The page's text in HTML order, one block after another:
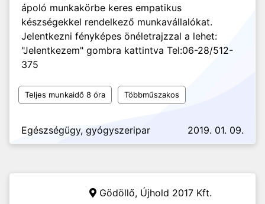
ápoló munkakörbe keres empatikus
készségekkel rendelkező munkavállalókat.
Jelentkezni fényképes önéletrajzzal a lehet:
"Jelentkezem" gombra kattintva Tel:06-28/512-
375
Teljes munkaidő 8 óra Többműszakos
Egészségügy, gyógyszeripar 2019. 01. 09.
Gödöllő, Újhold 2017 Kft.